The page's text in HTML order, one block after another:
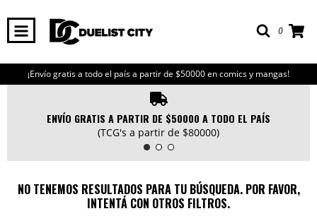
0
¡Envío gratis a todo el país a partir de $50000 en comics y mangas!
ENVÍO GRATIS A PARTIR DE $50000 A TODO EL PAÍS
(TCG's a partir de $80000)
NO TENEMOS RESULTADOS PARA TU BÚSQUEDA. POR FAVOR,
INTENTÁ CON OTROS FILTROS.